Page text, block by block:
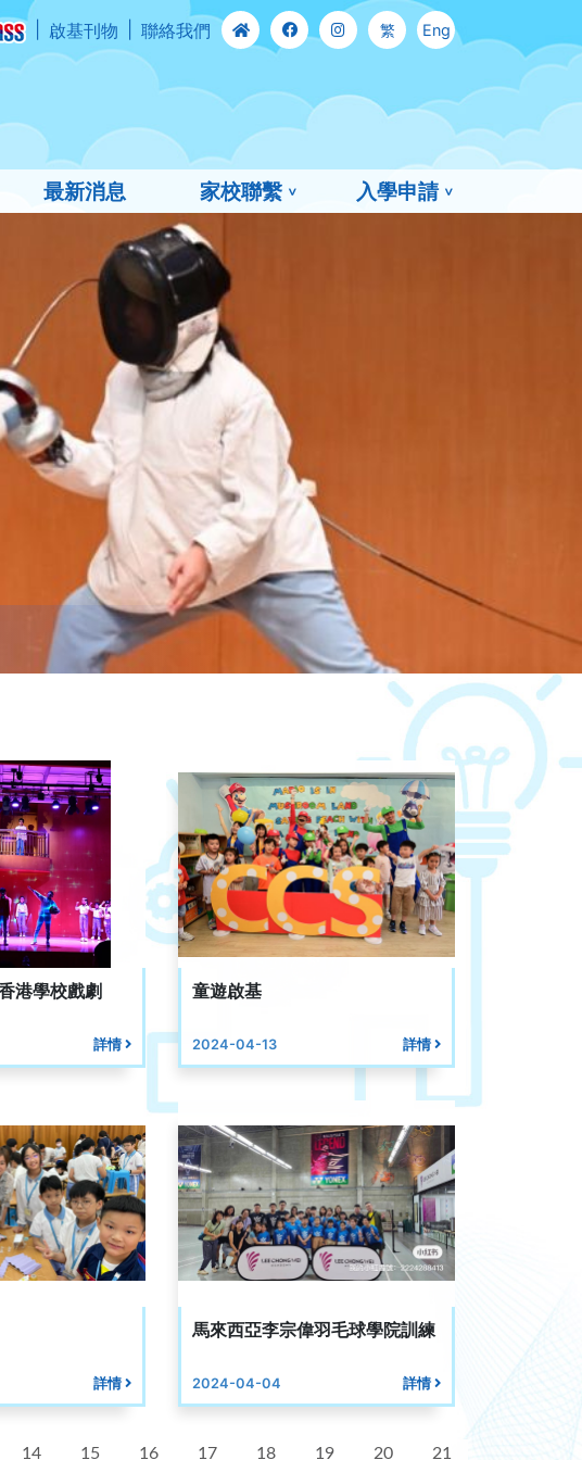
啟基刊物 聯絡我們 繁 Eng
最新消息 家校聯繫 入學申請
港學校戲劇
詳情
童遊啟基
2024-04-13 詳情
詳情
馬來西亞李宗偉羽毛球學院訓練
2024-04-04 詳情
14 15 16 17 18 19 20 21